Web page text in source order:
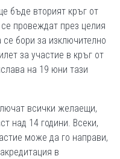
бъде вторият кръг от
провеждат през целия
бори за изключително
за участие в кръг от
на 19 юни тази
всички желаещи,
над 14 години. Всеки,
може да го направи,
в